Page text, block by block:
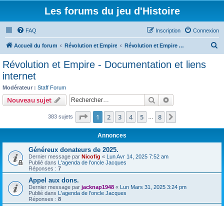
Les forums du jeu d'Histoire
FAQ Connexion
Inscription
Accueil du forum Révolution et Empire Révolution et Empire - Documentation et liens internet
h
Révolution et Empire - Documentation et liens
internet
Modérateur : Staff Forum
Nouveau sujet Rechercher
383 sujets Page 1sur8
1 2 3 4 5 8
Annonces
Généreux donateurs de 2025.
Dernier message par Nicofig « Lun Avr 14, 2025 7:52 am
Publié dans L'agenda de l'oncle Jacques
Réponses : 7
Appel aux dons.
Dernier message par jacknap1948 « Lun Mars 31, 2025 3:24 pm
Publié dans L'agenda de l'oncle Jacques
Réponses : 8